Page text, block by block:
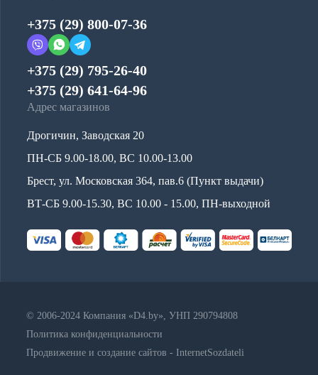
+375 (29) 800-07-36
+375 (29) 795-26-40
+375 (29) 641-64-96
Адрес магазинов
Дрогичин, Заводская 20
ПН-СБ 9.00-18.00, ВС 10.00-13.00
Брест, ул. Московская 364, пав.6 (Пункт выдачи)
ВТ-СБ 9.00-15.30, ВС 10.00 - 15.00, ПН-выходной
© 2006-2024 Компания «D4.by», УНП 290794808
Политика конфиденциальности
Продвижение и создание сайтов - InternetSozdateli